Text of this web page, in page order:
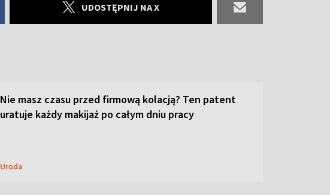
UDOSTĘPNIJ NA X
Nie masz czasu przed firmową kolacją? Ten patent
uratuje każdy makijaż po całym dniu pracy
Uroda